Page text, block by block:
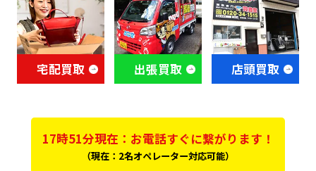
宅配買取 出張買取 店頭買取
17時51分現在：お電話すぐに繋がります！
（現在：2名オペレーター対応可能）